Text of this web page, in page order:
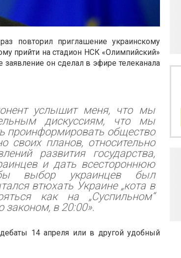
повторил приглашение украинскому
прийти на стадион НСК «Олимпийский»
он сделал в эфире телеканала
услышит меня, что мы
дискуссиям, что мы
проинформировать общество
своих планов, относительно
развития государства,
и дать всестороннюю
выбор украинцев был
втюхать Украине „кота в
как на „Суспильном“
законом, в 20:00».
дебаты 14 апреля или в другой удобный